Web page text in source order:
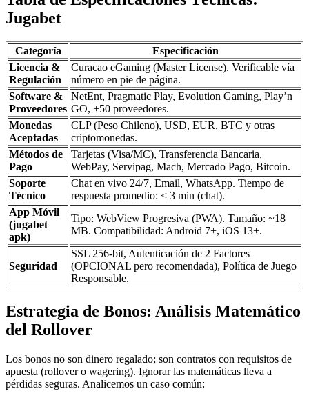
Jugabet
Categoría
Especificación
Licencia &
Regulación
Curacao eGaming (Master License). Verificable vía
número en pie de página.
Software &
Proveedores
NetEnt, Pragmatic Play, Evolution Gaming, Play’n
GO, +50 proveedores.
Monedas
Aceptadas
CLP (Peso Chileno), USD, EUR, BTC y otras
criptomonedas.
Métodos de
Pago
Tarjetas (Visa/MC), Transferencia Bancaria,
WebPay, Servipag, Mach, Mercado Pago, Bitcoin.
Soporte
Técnico
Chat en vivo 24/7, Email, WhatsApp. Tiempo de
respuesta promedio: < 3 min (chat).
App Móvil
(jugabet
apk)
Tipo: WebView Progresiva (PWA). Tamaño: ~18
MB. Compatibilidad: Android 7+, iOS 13+.
Seguridad
SSL 256-bit, Autenticación de 2 Factores
(OPCIONAL pero recomendada), Política de Juego
Responsable.
Estrategia de Bonos: Análisis Matemático
del Rollover
Los bonos no son dinero regalado; son contratos con requisitos de
apuesta (rollover o wagering). Ignorar las matemáticas lleva a
pérdidas seguras. Analicemos un caso común: